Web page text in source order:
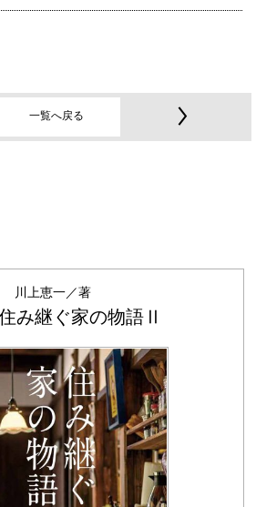
一覧へ戻る
川上恵一／著
み継ぐ家の物語Ⅱ